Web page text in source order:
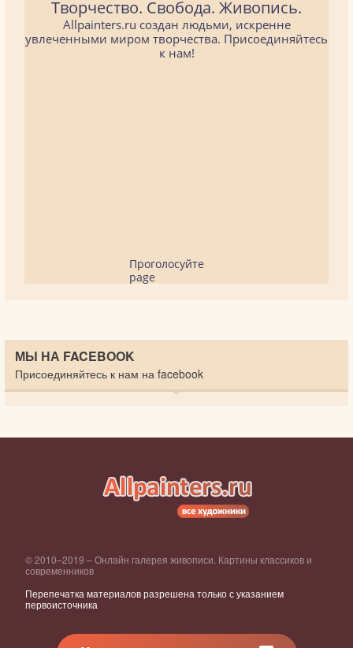
Творчество. Свобода. Живопись.
Allpainters.ru создан людьми, искренне
увлеченными миром творчества. Присоединяйтесь
к нам!
Проголосуйте
page
МЫ НА FACEBOOK
Присоединяйтесь к нам на facebook
© 2010–2019 – Онлайн галерея живописи. Картины классиков и
современников
Перепечатка материалов разрешена только с указанием
первоисточника